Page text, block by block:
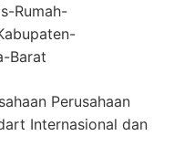
Rumah-
Barat
Perusahaan
Internasional dan